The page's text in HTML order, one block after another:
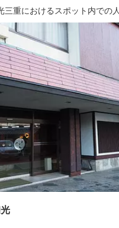
重におけるスポット内での